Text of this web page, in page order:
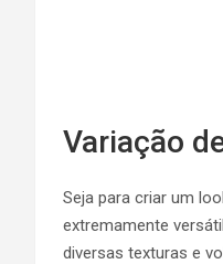
Variação
Seja para criar um
extremamente
diversas texturas e